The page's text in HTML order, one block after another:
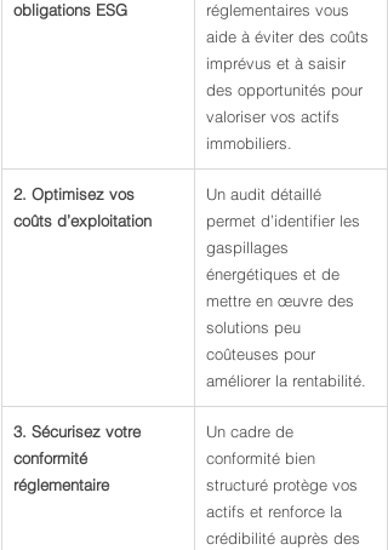
obligations ESG
réglementaires vous
aide à éviter des coûts
imprévus et à saisir
des opportunités pour
valoriser vos actifs
immobiliers.
2. Optimisez vos
coûts d’exploitation
Un audit détaillé
permet d’identifier les
gaspillages
énergétiques et de
mettre en œuvre des
solutions peu
coûteuses pour
améliorer la rentabilité.
3. Sécurisez votre
conformité
réglementaire
Un cadre de
conformité bien
structuré protège vos
actifs et renforce la
crédibilité auprès des